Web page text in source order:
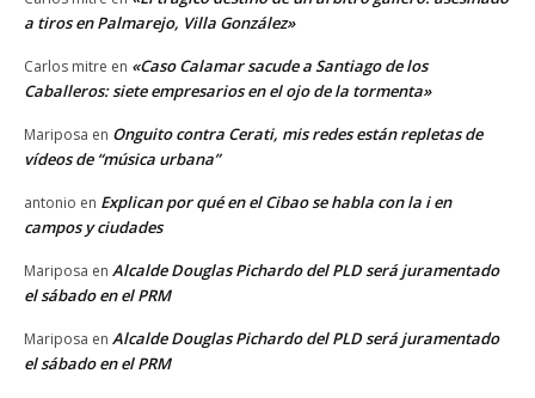
a tiros en Palmarejo, Villa González»
Carlos mitre en «Caso Calamar sacude a Santiago de los
Caballeros: siete empresarios en el ojo de la tormenta»
Mariposa en Onguito contra Cerati, mis redes están repletas de
vídeos de “música urbana”
antonio en Explican por qué en el Cibao se habla con la i en
campos y ciudades
Mariposa en Alcalde Douglas Pichardo del PLD será juramentado
el sábado en el PRM
Mariposa en Alcalde Douglas Pichardo del PLD será juramentado
el sábado en el PRM